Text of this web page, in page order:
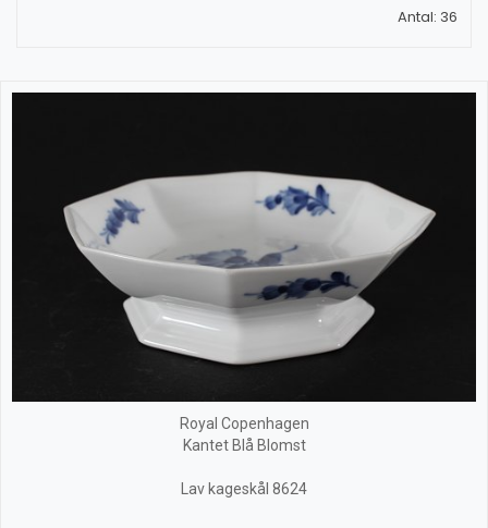
Antal: 36
Royal Copenhagen
Kantet Blå Blomst
Lav kageskål 8624